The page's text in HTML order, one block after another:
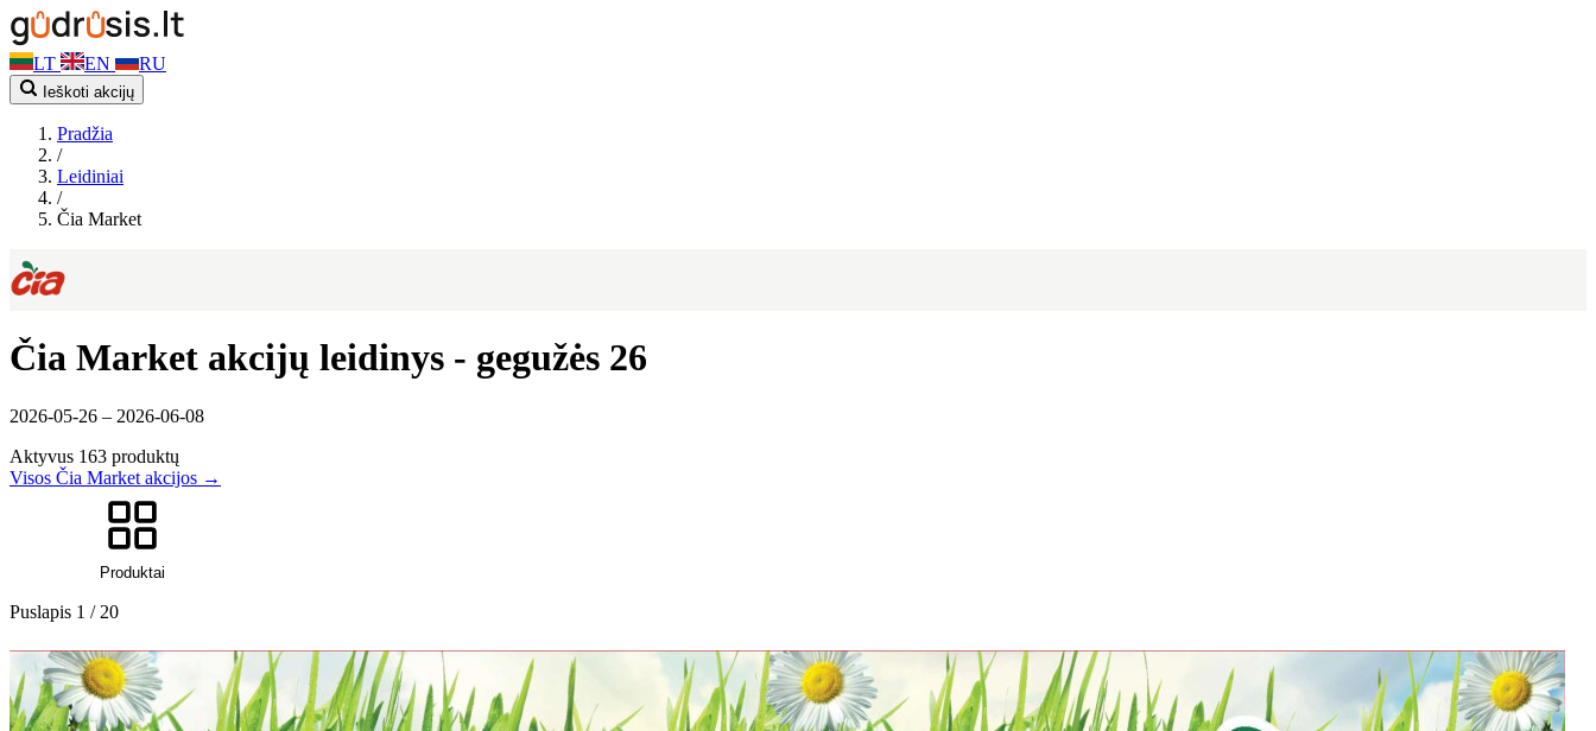
LT EN RU
Ieškoti akcijų
Pradžia
/
Leidiniai
/
Čia Market
Čia Market akcijų leidinys - gegužės 26
2026-05-26 – 2026-06-08
Aktyvus 163 produktų
Visos Čia Market akcijos →
Produktai
Puslapis 1 / 20